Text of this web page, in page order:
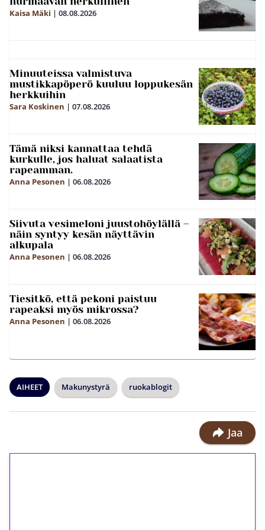
Kaisa Mäki | 08.08.2026
Minuuteissa valmistuva
mustikkapöperö kuuluu loppukesän
herkkuihin
Sara Koskinen | 07.08.2026
Tämä niksi kannattaa tehdä
kurkulle, jos haluat salaatista
rapeamman.
Anna Pesonen | 06.08.2026
Siivuta vesimeloni juustohöylällä –
näin syntyy kesän näyttävin
alkupala
Anna Pesonen | 06.08.2026
Tiesitkö, että pekoni paistuu
rapeaksi myös mikrossa?
Anna Pesonen | 06.08.2026
AIHEET Makunystyrä ruokablogit
Jaa